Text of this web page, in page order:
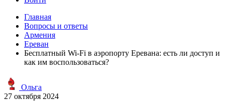
Главная
Вопросы и ответы
Армения
Ереван
Бесплатный Wi-Fi в аэропорту Еревана: есть ли доступ и
как им воспользоваться?
Ольга
27 октября 2024